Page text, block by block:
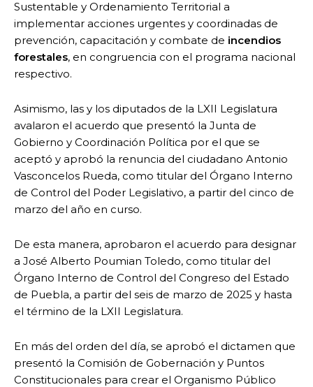
Sustentable y Ordenamiento Territorial a
implementar acciones urgentes y coordinadas de
prevención, capacitación y combate de incendios
forestales, en congruencia con el programa nacional
respectivo.
Asimismo, las y los diputados de la LXII Legislatura
avalaron el acuerdo que presentó la Junta de
Gobierno y Coordinación Política por el que se
aceptó y aprobó la renuncia del ciudadano Antonio
Vasconcelos Rueda, como titular del Órgano Interno
de Control del Poder Legislativo, a partir del cinco de
marzo del año en curso.
De esta manera, aprobaron el acuerdo para designar
a José Alberto Poumian Toledo, como titular del
Órgano Interno de Control del Congreso del Estado
de Puebla, a partir del seis de marzo de 2025 y hasta
el término de la LXII Legislatura.
En más del orden del día, se aprobó el dictamen que
presentó la Comisión de Gobernación y Puntos
Constitucionales para crear el Organismo Público